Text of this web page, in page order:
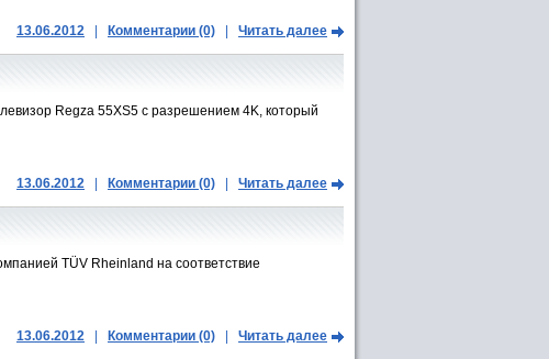
13.06.2012 Комментарии (0) Читать далее
Regza 55XS5 с разрешением 4K, который
13.06.2012 Комментарии (0) Читать далее
TÜV Rheinland на соответствие
13.06.2012 Комментарии (0) Читать далее